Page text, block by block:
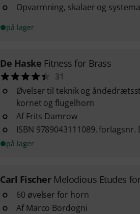
Opvarmning, skalaer og
på lager
De Haske Fitness for Brass
31
Øvelser til teknik og
kornet og flugelhorn
Af Frits Damrow
ISBN 9789043111089, forlagsnr.
på lager
Carl Fischer Melodious Etudes
60 øvelser for horn
Af Marco Bordogni